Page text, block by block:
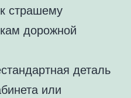
страшему
дорожной
деталь
или